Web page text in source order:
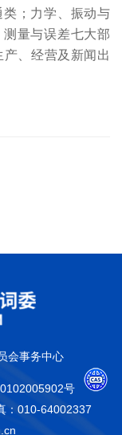
；力学、振动与
量与误差七大部
、经营及新闻出
会事务中心
号
：010-64002337